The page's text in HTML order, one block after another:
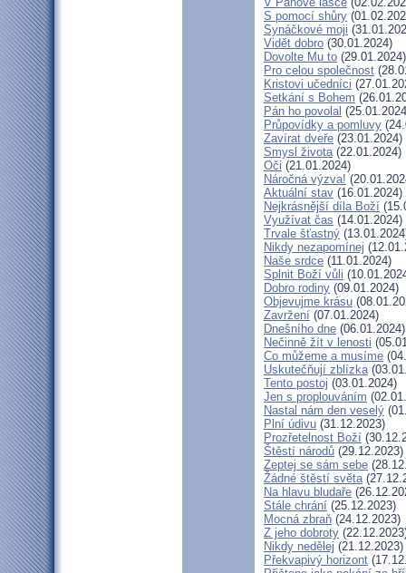
S pomocí shůry
Synáčkové moji
Vidět dobro (30.01.2024)
Dovolte Mu to (29.01.2024)
Pro celou společnost
Kristovi učedníci
Setkání s Bohem
Pán ho povolal
Průpovídky a pomluvy
Zavírat dveře (23.01.2024)
Smysl života(22.01.2024)
Oči (21.01.2024)
Náročná výzva!
Aktuální stav (16.01.2024)
Nejkrásnější díla Boží
Využívat čas (14.01.2024)
Trvale šťastný
Nikdy nezapomínej
Naše srdce (11.01.2024)
Splnit Boží vůli
Dobro rodiny (09.01.2024)
Objevujme krásu
Zavržení (07.01.2024)
Dnešního dne (06.01.2024)
Nečinně žít v lenosti
Co můžeme a musíme
Uskutečňují zblízka
Tento postoj (03.01.2024)
Jen s proplouváním
Nastal nám den veselý
Plní údivu (31.12.2023)
Prozřetelnost Boží
Štěstí národů (29.12.2023)
Zeptej se sám sebe
Žádné štěstí světa
Na hlavu bludaře
Stále chrání (25.12.2023)
Mocná zbraň (24.12.2023)
Z jeho dobroty
Nikdy nedělej (21.12.2023)
Překvapivý horizont